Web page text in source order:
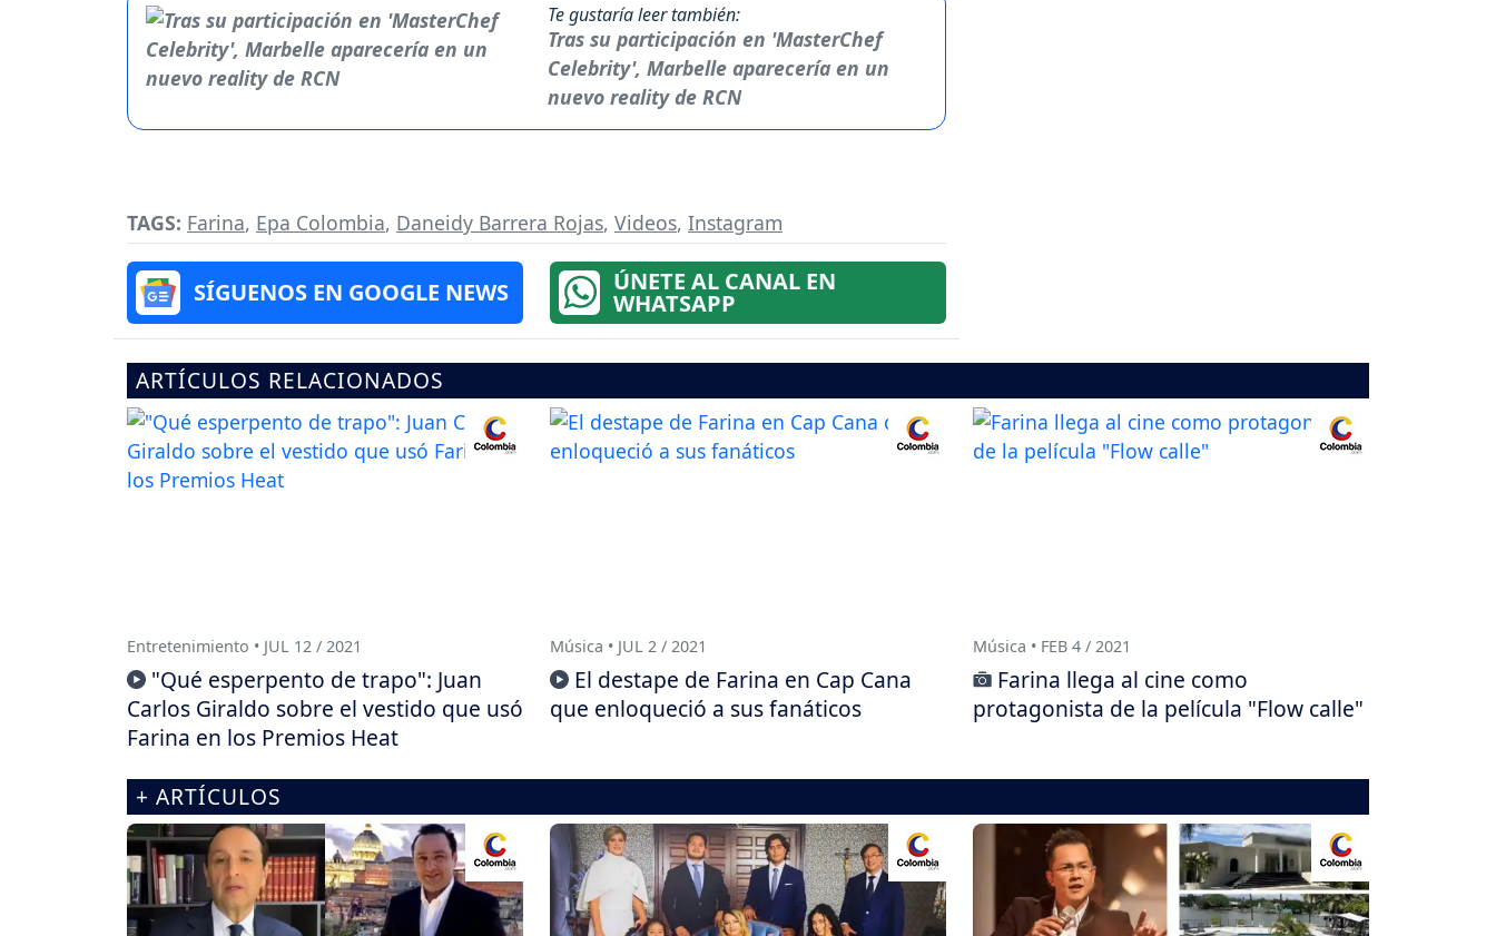
Te gustaría leer también:
Tras su participación en 'MasterChef
Celebrity', Marbelle aparecería en un
nuevo reality de RCN
TAGS: Farina, Epa Colombia, Daneidy Barrera Rojas, Videos, Instagram
SÍGUENOS EN GOOGLE NEWS ÚNETE AL CANAL EN
WHATSAPP
ARTÍCULOS RELACIONADOS
Entretenimiento • JUL 12 / 2021
"Qué esperpento de trapo": Juan
Carlos Giraldo sobre el vestido que usó
Farina en los Premios Heat
Música • JUL 2 / 2021
El destape de Farina en Cap Cana
que enloqueció a sus fanáticos
Música • FEB 4 / 2021
Farina llega al cine como
protagonista de la película "Flow calle"
+ ARTÍCULOS